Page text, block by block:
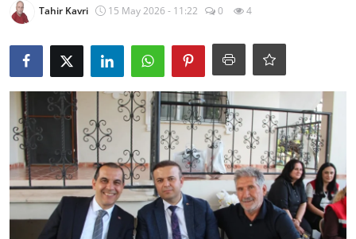
Spor
Dünya
Sağlık
Yerel
Video
Tahir Kavri 15 May 2026 - 11:22 0 4